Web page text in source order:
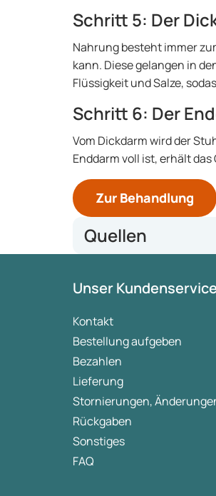
Schritt 5: Der
Nahrung besteht immer
kann. Diese gelangen in
Flüssigkeit und Salze,
Schritt 6: Der
Vom Dickdarm wird der
Enddarm voll ist, erhält
Zur Behandlung
Quellen
Unser Kundenservice
Kontakt
Bestellung aufgeben
Bezahlen
Lieferung
Stornierungen,
Rückgaben
Sonstiges
FAQ